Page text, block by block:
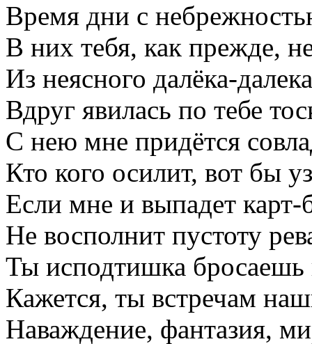
Время дни с
В них тебя, как прежде,
Из неясного далёка-далека
Вдруг явилась по тебе
С нею мне придётся
Кто кого осилит, вот бы
Если мне и выпадет
Не восполнит пустоту
Ты исподтишка бросаешь
Кажется, ты встречам
Наваждение, фантазия,